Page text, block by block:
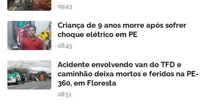
09:43
Criança de 9 anos morre após sofrer
choque elétrico em PE
08:45
Acidente envolvendo van do TFD e
caminhão deixa mortos e feridos na PE-
360, em Floresta
08:51